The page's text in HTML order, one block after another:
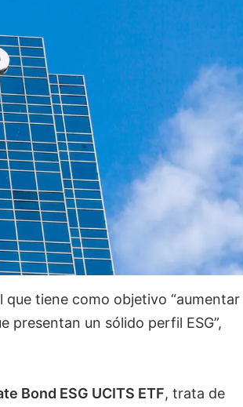
tiene como objetivo “aumentar
presentan un sólido perfil ESG”,
Bond ESG UCITS ETF, trata de